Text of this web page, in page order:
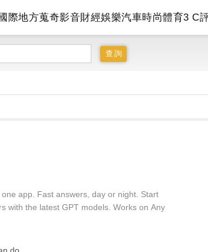
際地方蒐奇影音財經娛樂汽車時尚體育3 C